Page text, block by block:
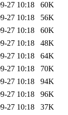
27 10:18
60K
27 10:18
56K
27 10:18
60K
27 10:18
48K
27 10:18
64K
27 10:18
70K
27 10:18
94K
27 10:18
96K
27 10:18 37K